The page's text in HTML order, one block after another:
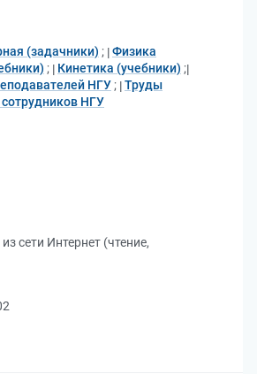
(задачники) ; Физика
; Кинетика (учебники) ;
НГУ ; Труды
НГУ
сети Интернет (чтение,